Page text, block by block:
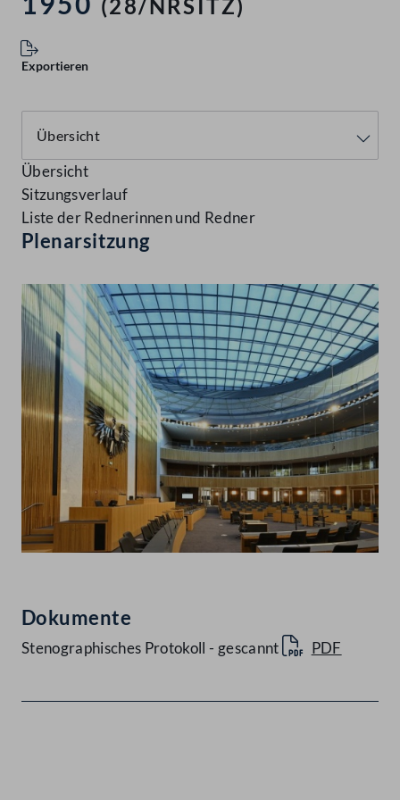
(28/NRSITZ)
Exportieren
Übersicht
Sitzungsverlauf
Liste der Rednerinnen und Redner
Plenarsitzung
Dokumente
Stenographisches Protokoll - gescannt PDF